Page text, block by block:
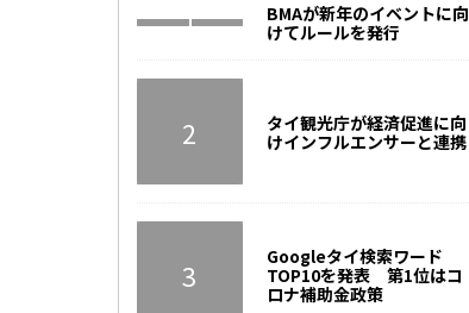
BMAが新年のイベントに向
けてルールを発行
タイ観光庁が経済促進に向
けインフルエンサーと連携
Googleタイ検索ワード
TOP10を発表 第1位はコ
ロナ補助金政策